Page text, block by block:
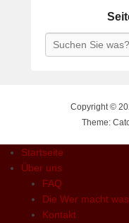
Search
Copyright ©
Theme:
Startseite
Über uns
FAQ
Die Wer macht
Kontakt